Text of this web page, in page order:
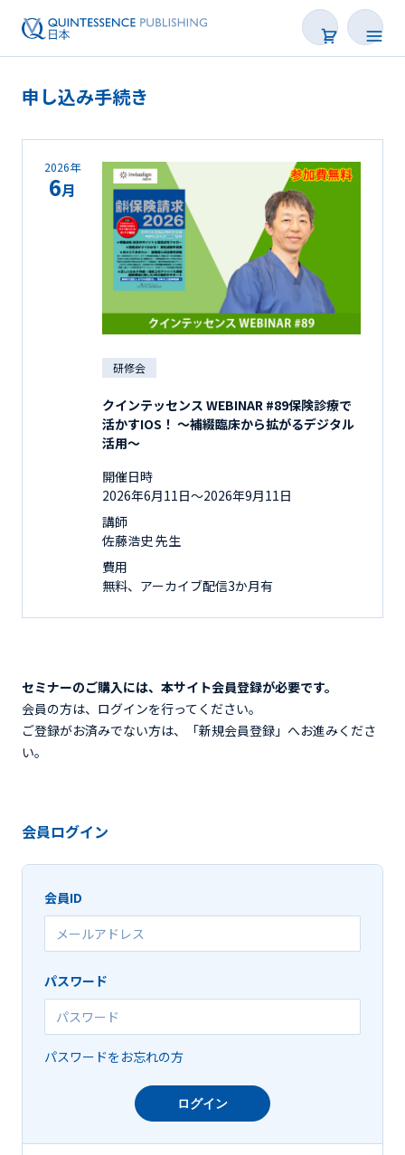
申し込み手続き
2026年
6月
研修会
クインテッセンス WEBINAR #89保険診療で
活かすIOS！ ～補綴臨床から拡がるデジタル
活用～
開催日時
2026年6月11日〜2026年9月11日
講師
佐藤浩史 先生
費用
無料、アーカイブ配信3か月有
セミナーのご購入には、本サイト会員登録が必要です。
会員の方は、ログインを行ってください。
ご登録がお済みでない方は、「新規会員登録」へお進みくださ
い。
会員ログイン
会員ID
パスワード
パスワードをお忘れの方
ログイン